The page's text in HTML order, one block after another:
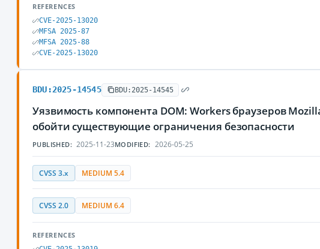
REFERENCES
CVE-2025-13020
MFSA 2025-87
MFSA 2025-88
CVE-2025-13020
BDU:2025-14545 BDU:2025-14545
Уязвимость компонента DOM: Workers браузеров
обойти существующие ограничения безопасности
PUBLISHED: 2025-11-23MODIFIED: 2026-05-25
CVSS 3.x MEDIUM 5.4
CVSS 2.0 MEDIUM 6.4
REFERENCES